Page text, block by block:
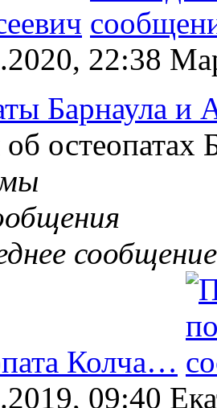
22:38
Барнаула и
остеопатах
сообщение
Колча…
09:40